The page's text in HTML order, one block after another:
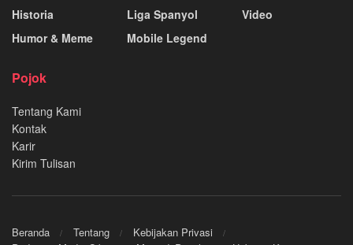
Historia
Humor & Meme
Liga Spanyol
Mobile Legend
Video
Pojok
Tentang Kami
Kontak
Karir
Kirim Tulisan
Beranda Tentang
Kebijakan Privasi